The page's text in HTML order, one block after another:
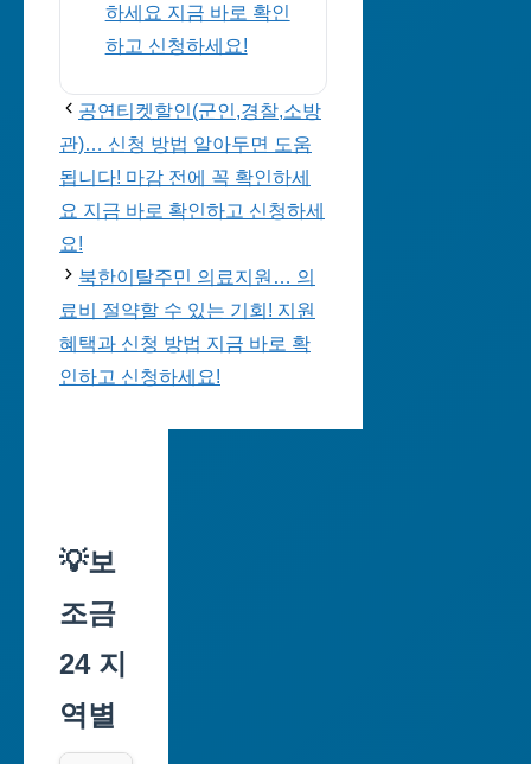
하세요 지금 바로 확인
하고 신청하세요!
공연티켓할인(군인,경찰,소방
관)… 신청 방법 알아두면 도움
됩니다! 마감 전에 꼭 확인하세
요 지금 바로 확인하고 신청하세
요!
북한이탈주민 의료지원… 의
료비 절약할 수 있는 기회! 지원
혜택과 신청 방법 지금 바로 확
인하고 신청하세요!
💡보
조금
24 지
역별